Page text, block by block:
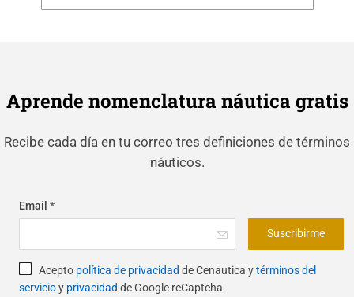
Aprende nomenclatura náutica gratis
Recibe cada día en tu correo tres definiciones de términos
náuticos.
Email *
Suscribirme
Acepto política de privacidad de Cenautica ytérminos del
servicioy privacidad de Google reCaptcha